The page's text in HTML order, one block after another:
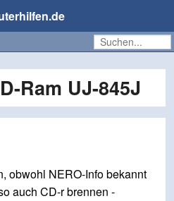
Ram UJ-845J
obwohl NERO-Info bekannt
auch CD-r brennen -